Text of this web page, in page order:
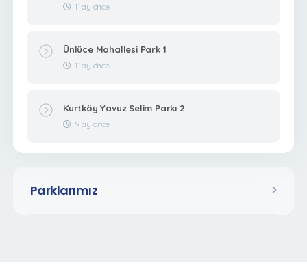
Parklarımız
11 ay önce
Ünlüce Mahallesi Park 1
11 ay önce
Kurtköy Yavuz Selim Parkı 2
9 ay önce